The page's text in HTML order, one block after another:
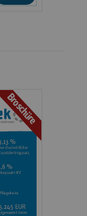
Broschüre